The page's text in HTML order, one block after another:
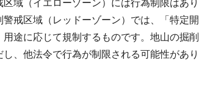
区域（イエローゾーン）には行為制限はあり
警戒区域（レッドーゾーン）では、「特定
用途に応じて規制するものです。地山の掘
し、他法令で行為が制限される可能性があり